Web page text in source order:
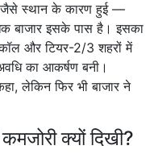
जैसे स्थान के कारण हुई —
बाजार इसके पास है। इसका
और टियर-2/3 शहरों में
का आकर्षण बनी।
लेकिन फिर भी बाजार ने
क्यों दिखी?